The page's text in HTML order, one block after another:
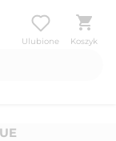
Ulubione Koszyk